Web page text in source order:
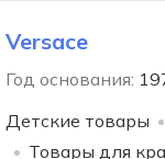
Versace
Год основания:
Детские товары
Товары для